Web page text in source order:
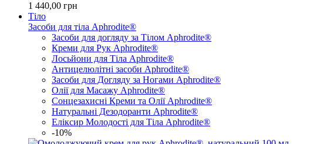
1 440,00 грн
Тіло
Засоби для тіла Aphrodite®
Засоби для догляду за Тілом Aphrodite®
Креми для Рук Aphrodite®
Лосьйони для Тіла Aphrodite®
Антицелюлітні засоби Aphrodite®
Засоби для Догляду за Ногами Aphrodite®
Олії для Масажу Aphrodite®
Сонцезахисні Креми та Олії Aphrodite®
Натуральні Дезодоранти Aphrodite®
Еліксир Молодості для Тіла Aphrodite®
-10%